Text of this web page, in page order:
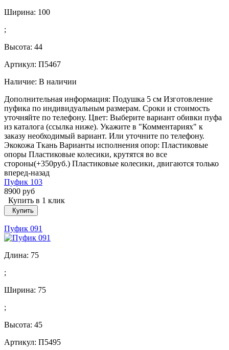
Ширина: 100
;
Высота: 44
Артикул: П5467
Наличие: В наличии
Дополнительная информация: Подушка 5 см Изготовление
пуфика по индивидуальным размерам. Сроки и стоимость
уточняйте по телефону. Цвет: Выберите вариант обивки пуфа
из каталога (ссылка ниже). Укажите в "Комментариях" к
заказу необходимый вариант. Или уточните по телефону.
Экокожа Ткань Варианты исполнения опор: Пластиковые
опоры Пластиковые колесики, крутятся во все
стороны(+350руб.) Пластиковые колесики, двигаются только
вперед-назад
Пуфик 103
8900 руб
Купить в 1 клик
Купить
Пуфик 091
Длина: 75
;
Ширина: 75
;
Высота: 45
Артикул: П5495